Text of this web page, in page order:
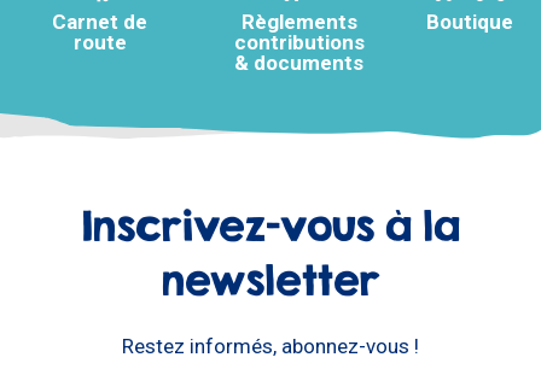
Carnet de
route
Règlements
contributions
& documents
Boutique
Inscrivez-vous à la
newsletter
Restez informés, abonnez-vous !